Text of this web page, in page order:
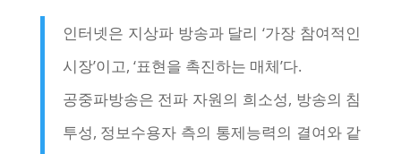
인터넷은 지상파 방송과 달리 ‘가장 참여적인
시장’이고, ‘표현을 촉진하는 매체’다.
공중파방송은 전파 자원의 희소성, 방송의 침
투성, 정보수용자 측의 통제능력의 결여와 같